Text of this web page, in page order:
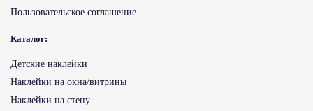
Пользовательское соглашение
Каталог:
Детские наклейки
Наклейки на окна/витрины
Наклейки на стену